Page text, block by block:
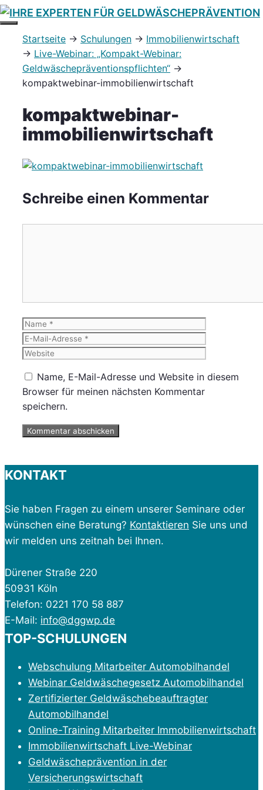
Zum
Inhalt
springen
MENÜ
Startseite → Schulungen → Immobilienwirtschaft
→ Live-Webinar: „Kompakt-Webinar:
Geldwäschepräventionspflichten“ →
kompaktwebinar-immobilienwirtschaft
kompaktwebinar-
immobilienwirtschaft
Schreibe einen Kommentar
Name
Name, E-Mail-Adresse und Website in diesem
Browser für meinen nächsten Kommentar
speichern.
KONTAKT
Sie haben Fragen zu einem unserer Seminare oder
wünschen eine Beratung? Kontaktieren Sie uns und
wir melden uns zeitnah bei Ihnen.
Dürener Straße 220
50931 Köln
Telefon: 0221 170 58 887
E-Mail: info@dggwp.de
TOP-SCHULUNGEN
Webschulung Mitarbeiter Automobilhandel
Webinar Geldwäschegesetz Automobilhandel
Zertifizierter Geldwäschebeauftragter
Automobilhandel
Online-Training Mitarbeiter Immobilienwirtschaft
Immobilienwirtschaft Live-Webinar
Geldwäscheprävention in der
Versicherungswirtschaft